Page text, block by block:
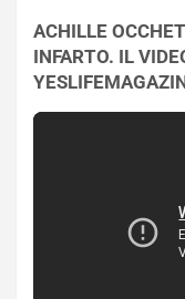
ACHILLE
INFARTO. IL